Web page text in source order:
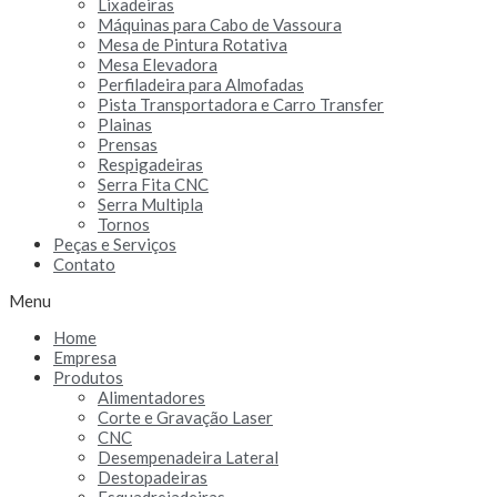
Lixadeiras
Máquinas para Cabo de Vassoura
Mesa de Pintura Rotativa
Mesa Elevadora
Perfiladeira para Almofadas
Pista Transportadora e Carro Transfer
Plainas
Prensas
Respigadeiras
Serra Fita CNC
Serra Multipla
Tornos
Peças e Serviços
Contato
Menu
Home
Empresa
Produtos
Alimentadores
Corte e Gravação Laser
CNC
Desempenadeira Lateral
Destopadeiras